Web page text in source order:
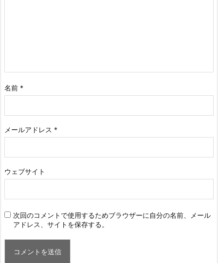
名前 *
メールアドレス *
ウェブサイト
次回のコメントで使用するためブラウザーに自分の名前、メール
アドレス、サイトを保存する。